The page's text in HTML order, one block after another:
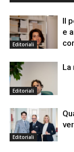
Editoriali
Il
e
Editoriali
La
Editoriali